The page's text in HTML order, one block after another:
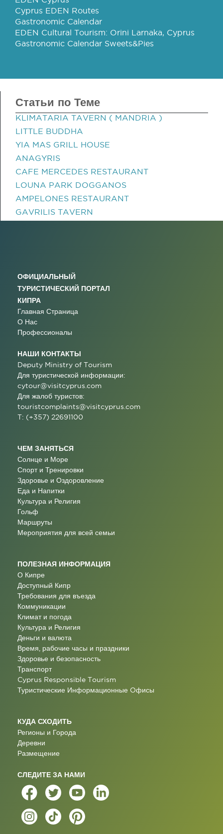
Cyprus EDEN Routes
Gastronomic Calendar
EDEN Cultural Tourism: Orini Larnaka, Cyprus
Gastronomic Calendar Sweets&Pies
Статьи по Теме
KLIMATARIA TAVERN ( MANDRIA )
LITTLE BUDDHA
YIA MAS GRILL HOUSE
ANAGYRIS
CAFE MERCEDES RESTAURANT
LOUNA PARK DOGGANOS
AMPELONES RESTAURANT
GAVRILIS TAVERN
ОФИЦИАЛЬНЫЙ
ТУРИСТИЧЕСКИЙ ПОРТАЛ
КИПРА
Главная Страница
О Нас
Профессионалы
НАШИ КОНТАКТЫ
Deputy Ministry of Tourism
Для туристической информации:
cytour@visitcyprus.com
Для жалоб туристов:
touristcomplaints@visitcyprus.com
T: (+357) 22691100
ЧЕМ ЗАНЯТЬСЯ
Солнце и Море
Спорт и Тренировки
Здоровье и Оздоровление
Еда и Напитки
Культура и Религия
Гольф
Маршруты
Мероприятия для всей семьи
ПОЛЕЗНАЯ ИНФОРМАЦИЯ
О Кипре
Доступный Кипр
Требования для въезда
Коммуникации
Климат и погода
Культура и Религия
Деньги и валюта
Время, рабочие часы и праздники
Здоровье и безопасность
Транспорт
Cyprus Responsible Tourism
Туристические Информационные Oфисы
КУДА СХОДИТЬ
Регионы и Города
Деревни
Размещение
СЛЕДИТЕ ЗА НАМИ